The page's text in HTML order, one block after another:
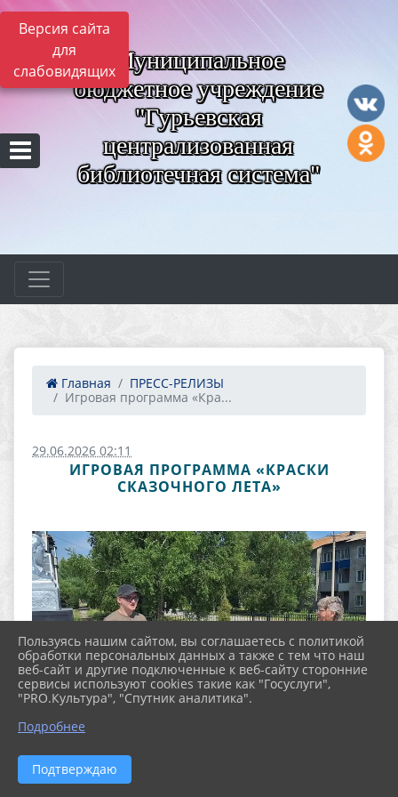
Версия сайта
для
слабовидящих Муниципальное
бюджетное учреждение
"Гурьевская
централизованная
библиотечная система"
Главная
ПРЕСС-РЕЛИЗЫ
Игровая программа «Кра...
29.06.2026 02:11
ИГРОВАЯ ПРОГРАММА «КРАСКИ
СКАЗОЧНОГО ЛЕТА»
Пользуясь нашим сайтом, вы соглашаетесь с политикой
обработки персональных данных а также с тем что наш
веб-сайт и другие подключенные к веб-сайту сторонние
сервисы используют cookies такие как "Госуслуги",
"PRO.Культура", "Спутник аналитика".
Подробнее
Подтверждаю